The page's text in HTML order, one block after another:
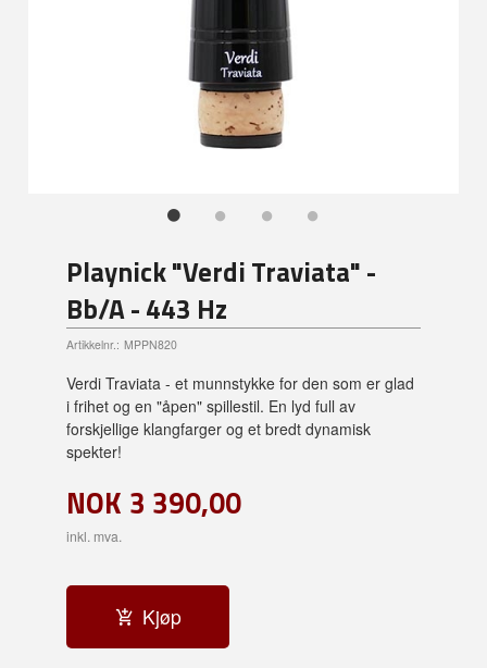
Playnick "Verdi Traviata" -
Bb/A - 443 Hz
Artikkelnr.: MPPN820
Verdi Traviata - et munnstykke for den som er glad
i frihet og en "åpen" spillestil. En lyd full av
forskjellige klangfarger og et bredt dynamisk
spekter!
NOK 3 390,00
inkl. mva.
Kjøp